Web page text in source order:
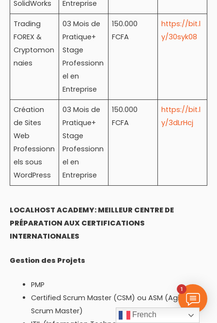
SolidWorks
Entreprise
Trading
FOREX &
Cryptomon
naies
03 Mois de
Pratique+
Stage
Professionn
el en
Entreprise
150.000
FCFA
https://bit.l
y/30syk08
Création
de Sites
Web
Professionn
els sous
WordPress
03 Mois de
Pratique+
Stage
Professionn
el en
Entreprise
150.000
FCFA
https://bit.l
y/3dLrHcj
LOCALHOST ACADEMY: MEILLEUR CENTRE DE
PRÉPARATION AUX CERTIFICATIONS
INTERNATIONALES
Gestion des Projets
PMP
Certified Scrum Master (CSM) ou ASM (Agile
Scrum Master)
French
1